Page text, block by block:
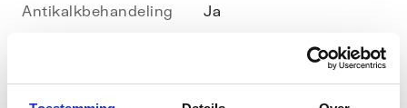
Antikalkbehandeling Ja